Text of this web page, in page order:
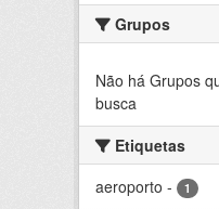
Grupos
Não há Grupos
busca
Etiquetas
aeroporto - 1